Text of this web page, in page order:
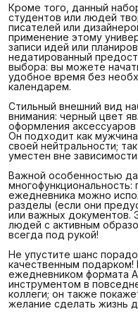
Кроме того, данный
студентов или людей
писателей или
применение этому
записи идей или
недатированный
выбора: вы можете
удобное время без
календарем.
Стильный внешний вид
внимания: черный цвет
оформления
Он подходит как
своей нейтральности;
уместен вне
Важной особенностью
ежедневника можно
разделы (если они
или важных документов.
людей с активным
всегда под рукой!
Не упустите шанс
качественным
ежедневником формата
инструментом в
коллеги; он также
желание сделать жизнь